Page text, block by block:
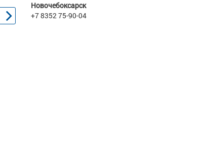
Новочебоксарск
+7 8352 75-90-04